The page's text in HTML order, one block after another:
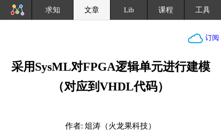
求知 文章 Lib 课程 工具
订阅
采用SysML对FPGA逻辑单元进行建模
（对应到VHDL代码）
作者: 俎涛（火龙果科技）